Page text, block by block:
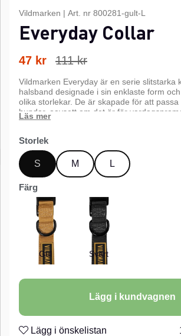
Vildmarken | Art. nr 800281-gult-L
Everyday Collar
111kr
47 kr
Vildmarken Everyday är en serie slitstarka
halsband designade i sin enklaste form
olika storlekar. De är skapade för att
hundar, oavsett om det är för
på jakt.
Storlek
S M L
Färg
Gul Svart
Lägg i kundvagnen
Lägg i önskelistan